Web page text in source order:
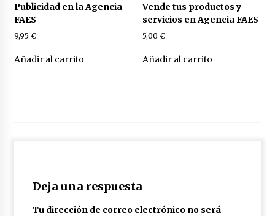
Publicidad en la Agencia
FAES
9,95 €
Añadir al carrito
Vende tus productos y
servicios en Agencia FAES
5,00€
Añadir al carrito
Deja una respuesta
Tu dirección de correo electrónico no será